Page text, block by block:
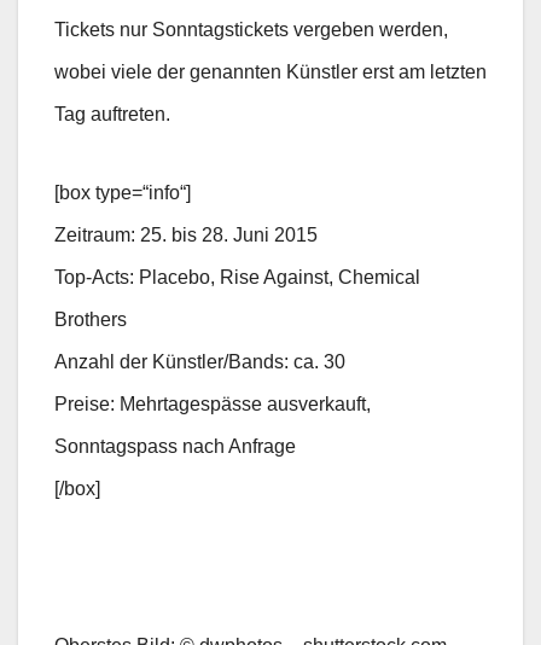
Tickets nur Sonntagstickets vergeben werden,
wobei viele der genannten Künstler erst am letzten
Tag auftreten.
[box type=“info“]
Zeitraum: 25. bis 28. Juni 2015
Top-Acts: Placebo, Rise Against, Chemical
Brothers
Anzahl der Künstler/Bands: ca. 30
Preise: Mehrtagespässe ausverkauft,
Sonntagspass nach Anfrage
[/box]